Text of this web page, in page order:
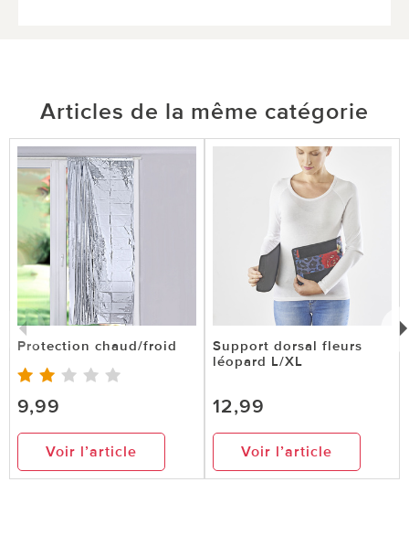
Articles de la même catégorie
Protection chaud/froid
9,99
Voir l’article
Support dorsal fleurs
léopard L/XL
12,99
Voir l’article